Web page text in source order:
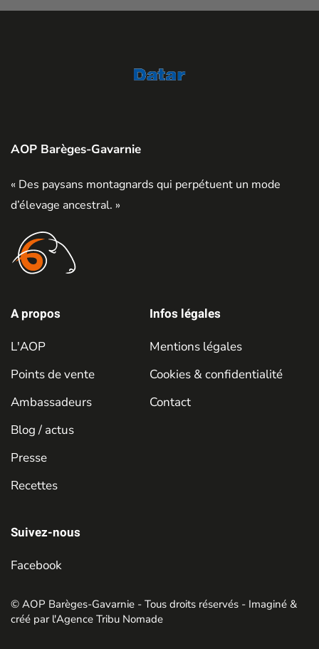
AOP Barèges-Gavarnie
« Des paysans montagnards qui perpétuent un mode
d’élevage ancestral. »
A propos
L'AOP
Points de vente
Ambassadeurs
Blog / actus
Presse
Recettes
Infos légales
Mentions légales
Cookies & confidentialité
Contact
Suivez-nous
Facebook
© AOP Barèges-Gavarnie - Tous droits réservés - Imaginé &
créé par l'Agence Tribu Nomade